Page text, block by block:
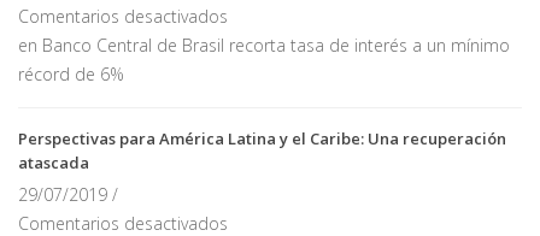
Comentarios desactivados
en Banco Central de Brasil recorta tasa de interés a un mínimo
récord de 6%
Perspectivas para América Latina y el Caribe: Una recuperación
atascada
29/07/2019 /
Comentarios desactivados